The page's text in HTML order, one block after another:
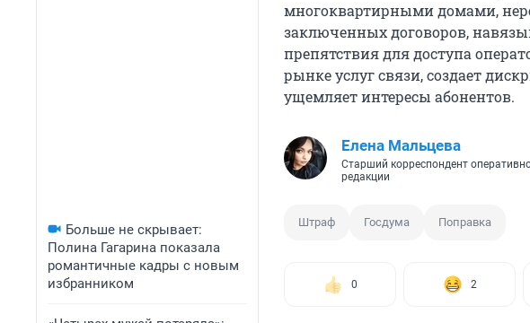
Больше не скрывает:
Полина Гагарина показала
романтичные кадры с новым
избранником
многоквартирными домами,
заключенных договоров,
препятствия для доступа
рынке услуг связи, создает
ущемляет интересы абонентов.
Елена Мальцева
Старший корреспондент
редакции
Штраф Госдума Поправка
0 2